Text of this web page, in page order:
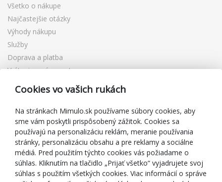
Všetko o nákupe
Najčastejšie otázky
Výhody nákupu
Služby
Doprava a platba
Vrátenie a výmena tovaru
Reklamácia
Darčekové poukážky
Zľavové kupóny
Blog
O predajcovi
Mimulo.sk
Obchodné podmienky
Cookies vo vašich rukách
Na stránkach Mimulo.sk používame súbory cookies, aby
sme vám poskytli prispôsobený zážitok. Cookies sa
používajú na personalizáciu reklám, meranie používania
stránky, personalizáciu obsahu a pre reklamy a sociálne
médiá. Pred použitím týchto cookies vás požiadame o
súhlas. Kliknutím na tlačidlo „Prijať všetko“ vyjadrujete svoj
súhlas s použitím všetkých cookies. Viac informácií o správe